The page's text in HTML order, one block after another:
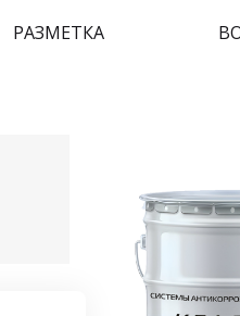
РАЗМЕТКА